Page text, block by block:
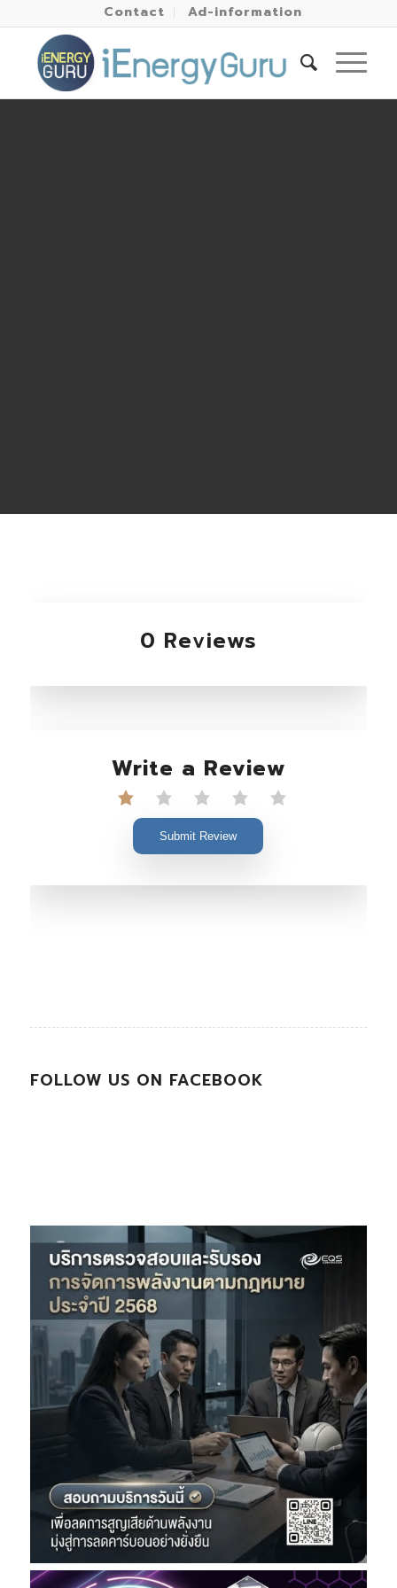
Contact Ad-information
0 Reviews
Write a Review
Submit Review
FOLLOW US ON FACEBOOK